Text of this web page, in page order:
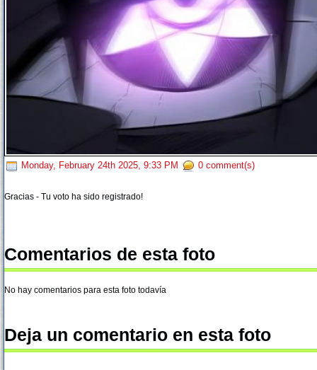
Monday, February 24th 2025, 9:33 PM 0 comment(s)
Gracias - Tu voto ha sido registrado!
Comentarios de esta foto
No hay comentarios para esta foto todavía
Deja un comentario en esta foto